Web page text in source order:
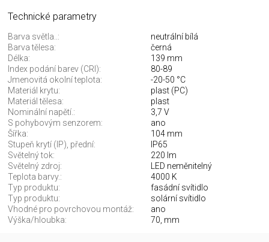
Technické parametry
Barva světla..:
neutrální bílá
Barva tělesa:
černá
Délka:
139 mm
Index podání barev (CRI):
80-89
Jmenovitá okolní teplota:
-20-50 °C
Materiál krytu:
plast (PC)
Materiál tělesa:
plast
Nominální napětí.:
3,7 V
S pohybovým senzorem:
ano
Šířka:
104 mm
Stupeň krytí (IP), přední:
IP65
Světelný tok:
220 lm
Světelný zdroj:
LED neměnitelný
Teplota barvy.:
4000 K
Typ produktu:
fasádní svítidlo
Typ produktu:
solární svítidlo
Vhodné pro povrchovou montáž:
ano
Výška/hloubka:
70, mm